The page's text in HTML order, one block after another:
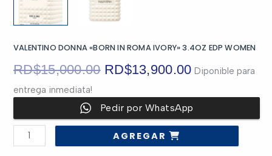
VALENTINO DONNA «BORN IN ROMA IVORY» 3.4OZ EDP WOMEN
RD$15,000.00 El
precio
original
era:
RD$13,900.00El
precio
actual
es:
Diponible para
entrega inmediata!
Pedir por WhatsApp
VALENTINO
DONNA
"BORN
AGREGAR